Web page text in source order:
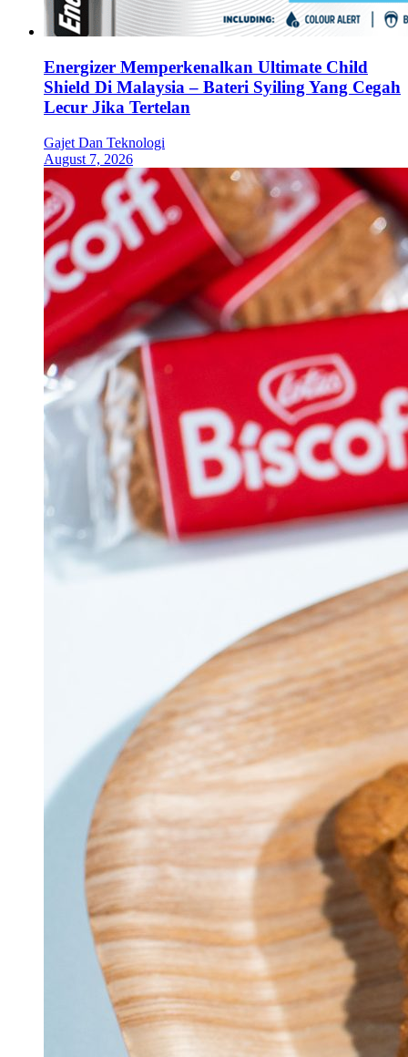
Energizer Memperkenalkan Ultimate Child
Shield Di Malaysia – Bateri Syiling Yang Cegah
Lecur Jika Tertelan
Gajet Dan Teknologi
August 7, 2026